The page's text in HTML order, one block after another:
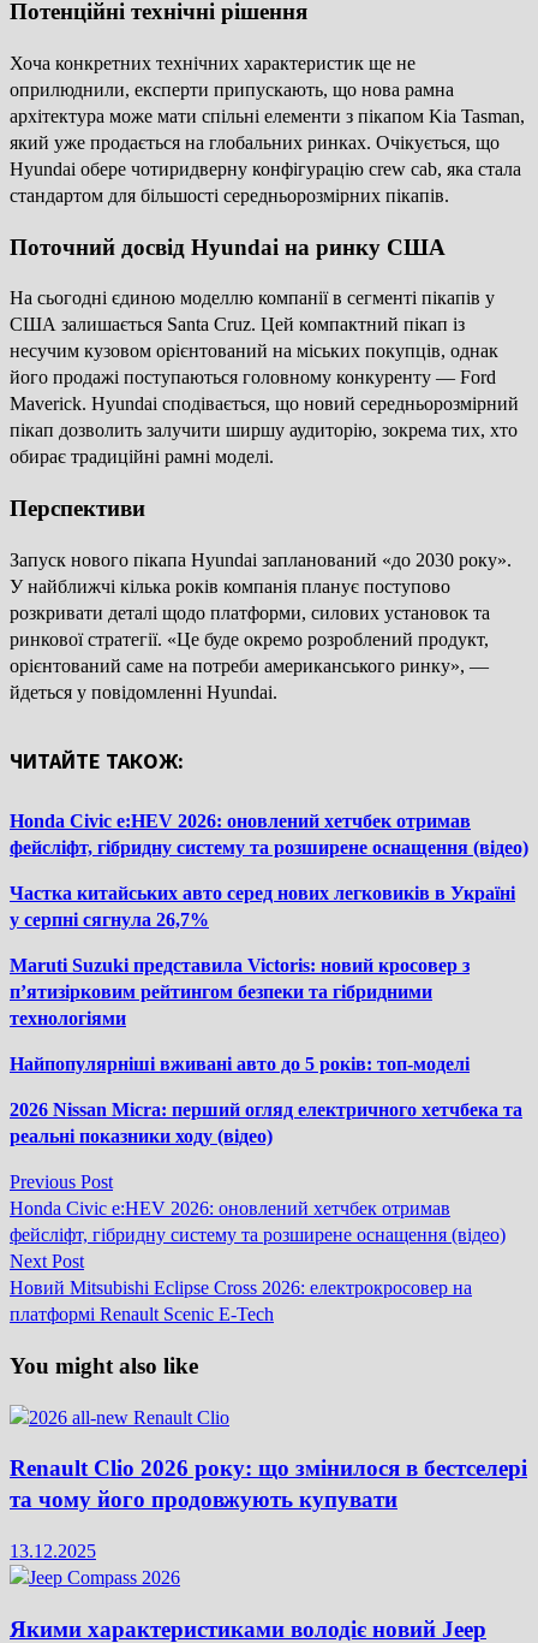
Потенційні технічні рішення
Хоча конкретних технічних характеристик ще не
оприлюднили, експерти припускають, що нова рамна
архітектура може мати спільні елементи з пікапом Kia Tasman,
який уже продається на глобальних ринках. Очікується, що
Hyundai обере чотиридверну конфігурацію crew cab, яка стала
стандартом для більшості середньорозмірних пікапів.
Поточний досвід Hyundai на ринку США
На сьогодні єдиною моделлю компанії в сегменті пікапів у
США залишається Santa Cruz. Цей компактний пікап із
несучим кузовом орієнтований на міських покупців, однак
його продажі поступаються головному конкуренту — Ford
Maverick. Hyundai сподівається, що новий середньорозмірний
пікап дозволить залучити ширшу аудиторію, зокрема тих, хто
обирає традиційні рамні моделі.
Перспективи
Запуск нового пікапа Hyundai запланований «до 2030 року».
У найближчі кілька років компанія планує поступово
розкривати деталі щодо платформи, силових установок та
ринкової стратегії. «Це буде окремо розроблений продукт,
орієнтований саме на потреби американського ринку», —
йдеться у повідомленні Hyundai.
ЧИТАЙТЕ ТАКОЖ:
Honda Civic e:HEV 2026: оновлений хетчбек отримав
фейсліфт, гібридну систему та розширене оснащення (відео)
Частка китайських авто серед нових легковиків в Україні
у серпні сягнула 26,7%
Maruti Suzuki представила Victoris: новий кросовер з
п’ятизірковим рейтингом безпеки та гібридними
технологіями
Найпопулярніші вживані авто до 5 років: топ-моделі
2026 Nissan Micra: перший огляд електричного хетчбека та
реальні показники ходу (відео)
Навігація
записів
Previous PostPrevious
post:
Honda Civic e:HEV 2026: оновлений хетчбек отримав
фейсліфт, гібридну систему та розширене оснащення (відео)
Next PostNext
post:
Новий Mitsubishi Eclipse Cross 2026: електрокросовер на
платформі Renault Scenic E-Tech
You might also like
Renault Clio 2026 року: що змінилося в бестселері
та чому його продовжують купувати
13.12.2025
Якими характеристиками володіє новий Jeep